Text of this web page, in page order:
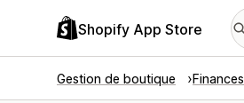
Shopify App Store
Gestion de boutique Finances